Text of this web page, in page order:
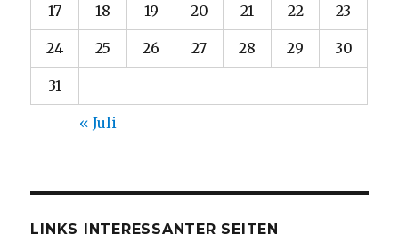
17 18 19 20 21 22 23
24 25 26 27 28 29 30
31
« Juli
LINKS INTERESSANTER SEITEN